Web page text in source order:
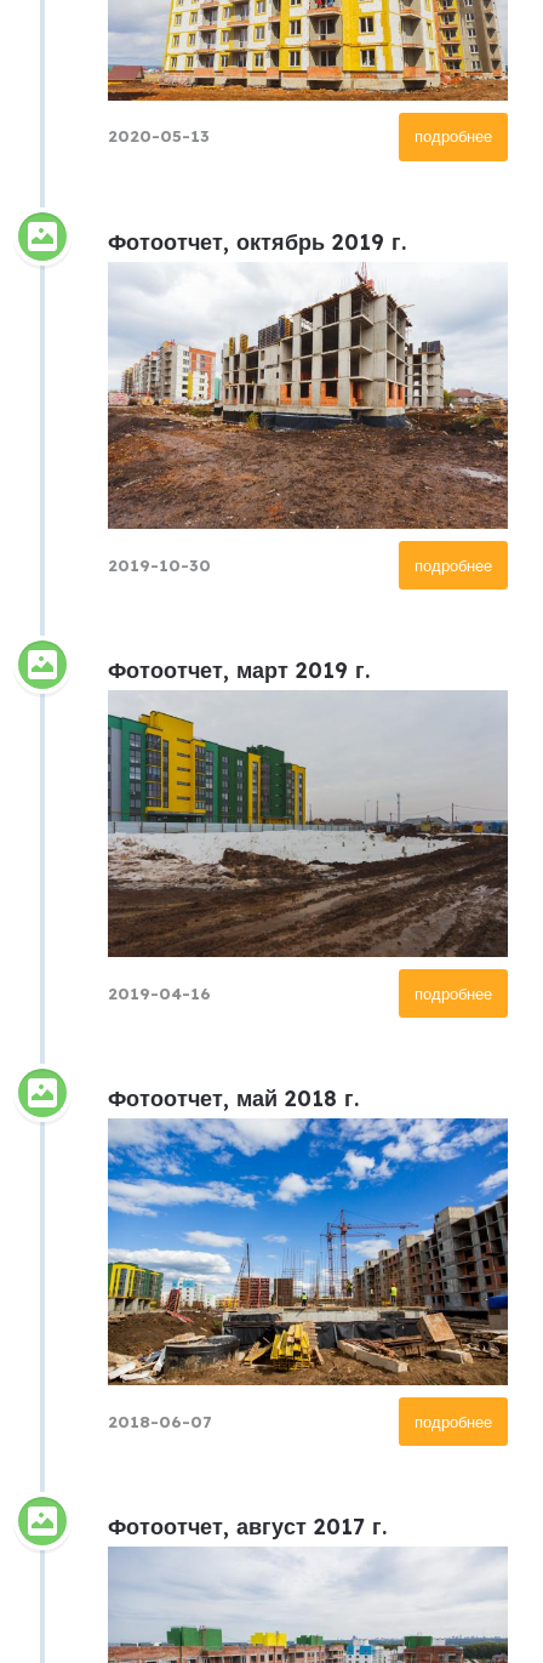
подробнее
2020-05-13
Фотоотчет, октябрь 2019 г.
подробнее
2019-10-30
Фотоотчет, март 2019 г.
подробнее
2019-04-16
Фотоотчет, май 2018 г.
подробнее
2018-06-07
Фотоотчет, август 2017 г.